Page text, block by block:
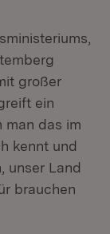
großer
ein
man das im
kennt und
unser Land
brauchen